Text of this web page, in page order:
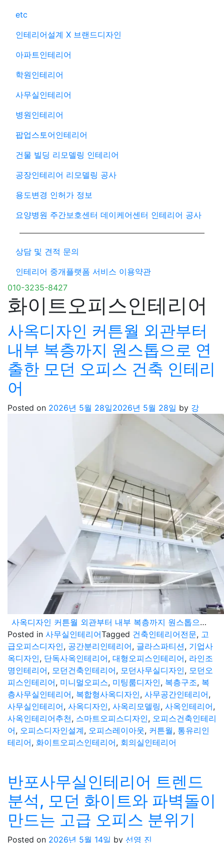
etc
인테리어설계 X 브랜드디자인
아파트인테리어
학원인테리어
사무실인테리어
병원인테리어
팝업스토어인테리어
건물 빌딩 리모델링 인테리어
공장인테리어 리모델링 공사
용도변경 인허가 정보
요양병원 주간보호센터 데이케어센터 인테리어 공사
상담 및 견적 문의
인테리어 중개플랫폼 서비스 이용약관
010-3235-8427
화이트오피스인테리어
사옥디자인 커튼월 외관부터
내부 복층까지 원스톱으로 연
출한 모던 오피스 건축 인테리
어
Posted on 2026년 5월 28일2026년 5월 28일 by 강
사옥디자인 커튼월 외관부터 내부 복층까지 원스톱으로 연출한 모던 오피스 건축 인테리어
Posted in 사무실인테리어Tagged 건축인테리어전문, 고
급오피스디자인, 공간분리인테리어, 글라스파티션, 기업사
옥디자인, 단독사옥인테리어, 대형오피스인테리어, 라인조
명인테리어, 모던건축인테리어, 모던사무실디자인, 모던오
피스인테리어, 미니멀오피스, 미팅룸디자인, 복층구조, 복
층사무실인테리어, 복합형사옥디자인, 사무공간인테리어,
사무실인테리어, 사옥디자인, 사옥리모델링, 사옥인테리어,
사옥인테리어추천, 스마트오피스디자인, 오피스건축인테리
어, 오피스디자인설계, 오피스레이아웃, 커튼월, 통유리인
테리어, 화이트오피스인테리어, 회의실인테리어
반포사무실인테리어 트렌드
분석, 모던 화이트와 파벽돌이
만드는 고급 오피스 분위기
Posted on 2026년 5월 14일 by 선영 진